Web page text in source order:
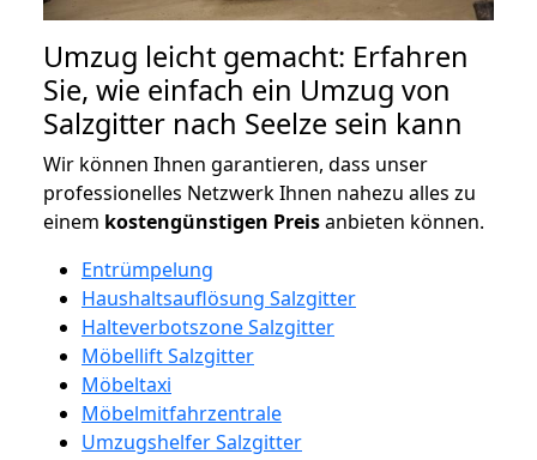
Umzug leicht gemacht: Erfahren
Sie, wie einfach ein Umzug von
Salzgitter nach Seelze sein kann
Wir können Ihnen garantieren, dass unser
professionelles Netzwerk Ihnen nahezu alles zu
einem kostengünstigen Preisanbieten können.
Entrümpelung
Haushaltsauflösung Salzgitter
Halteverbotszone Salzgitter
Möbellift Salzgitter
Möbeltaxi
Möbelmitfahrzentrale
Umzugshelfer Salzgitter